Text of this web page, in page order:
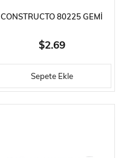
CONSTRUCTO 80225 GEMI
PERVANESI 27MM - 1 ADET
$2.69
Sepete Ekle